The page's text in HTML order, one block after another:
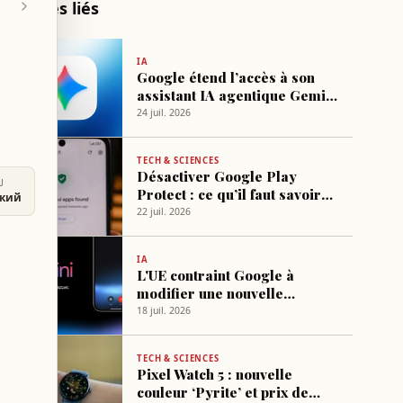
Articles liés
IA
Google étend l’accès à son
assistant IA agentique Gemini
Spark
24 juil. 2026
TECH & SCIENCES
Désactiver Google Play
Protect : ce qu’il faut savoir
avant
22 juil. 2026
IA
L'UE contraint Google à
modifier une nouvelle
fonctionnalité d'Android
18 juil. 2026
TECH & SCIENCES
Pixel Watch 5 : nouvelle
couleur ‘Pyrite’ et prix de